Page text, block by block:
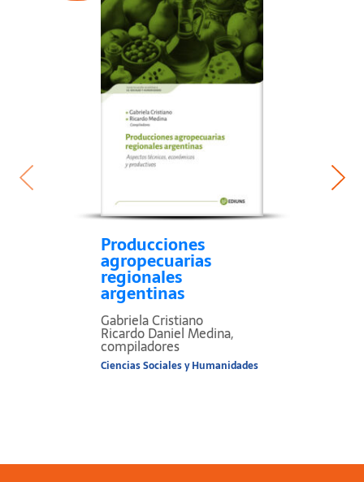
Producciones
agropecuarias
regionales
argentinas
Gabriela Cristiano
Ricardo Daniel Medina,
compiladores
Ciencias Sociales y Humanidades